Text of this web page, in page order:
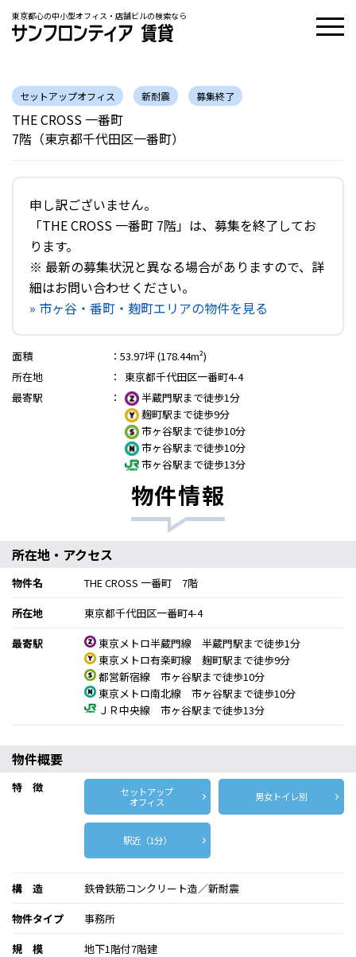
東京都心の中小型オフィス・店舗ビルの検索なら
セットアップオフィス 新耐震 募集終了
THE CROSS 一番町
7階（東京都千代田区一番町）
申し訳ございません。
「THE CROSS 一番町 7階」は、募集を終了してお
ります。
※ 最新の募集状況と異なる場合がありますので、詳
細はお問い合わせください。
» 市ヶ谷・番町・麹町エリアの物件を見る
面積 ： 53.97坪 (178.44m²)
所在地
：
東京都千代田区一番町4-4
最寄駅
：
半蔵門駅まで徒歩1分
麹町駅まで徒歩9分
市ヶ谷駅まで徒歩10分
市ヶ谷駅まで徒歩10分
市ヶ谷駅まで徒歩13分
物件情報
所在地・アクセス
物件名
THE CROSS 一番町 7階
所在地
東京都千代田区一番町4-4
最寄駅
東京メトロ半蔵門線 半蔵門駅まで徒歩1分
東京メトロ有楽町線 麹町駅まで徒歩9分
都営新宿線 市ヶ谷駅まで徒歩10分
東京メトロ南北線 市ヶ谷駅まで徒歩10分
ＪＲ中央線 市ヶ谷駅まで徒歩13分
物件概要
特 徴
セットアップ
オフィス
男女トイレ別
駅近（1分）
構 造
鉄骨鉄筋コンクリート造／新耐震
物件タイプ
事務所
規 模
地下1階付7階建